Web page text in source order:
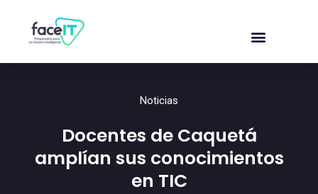
Noticias
Docentes de Caquetá
amplían sus conocimientos
en TIC